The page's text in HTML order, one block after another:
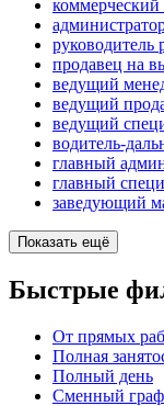
коммерческий
руководитель
продавец на
ведущий
ведущий
ведущий
водитель-
главный
главный
заведующий
Показать ещё
Быстрые
От прямых
Полная
Полный день
Сменный